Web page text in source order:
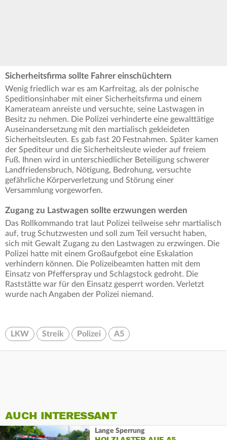
Sicherheitsfirma sollte Fahrer einschüchtern
Wenig friedlich war es am Karfreitag, als der polnische
Speditionsinhaber mit einer Sicherheitsfirma und einem
Kamerateam anreiste und versuchte, seine Lastwagen in
Besitz zu nehmen. Die Polizei verhinderte eine gewalttätige
Auseinandersetzung mit den martialisch gekleideten
Sicherheitsleuten. Es gab fast 20 Festnahmen. Später kamen
der Spediteur und die Sicherheitsleute wieder auf freiem
Fuß. Ihnen wird in unterschiedlicher Beteiligung schwerer
Landfriedensbruch, Nötigung, Bedrohung, versuchte
gefährliche Körperverletzung und Störung einer
Versammlung vorgeworfen.
Zugang zu Lastwagen sollte erzwungen werden
Das Rollkommando trat laut Polizei teilweise sehr martialisch
auf, trug Schutzwesten und soll zum Teil versucht haben,
sich mit Gewalt Zugang zu den Lastwagen zu erzwingen. Die
Polizei hatte mit einem Großaufgebot eine Eskalation
verhindern können. Die Polizeibeamten hatten mit dem
Einsatz von Pfefferspray und Schlagstock gedroht. Die
Raststätte war für den Einsatz gesperrt worden. Verletzt
wurde nach Angaben der Polizei niemand.
LKW Streik Polizei A5
AUCH INTERESSANT
Lange Sperrung